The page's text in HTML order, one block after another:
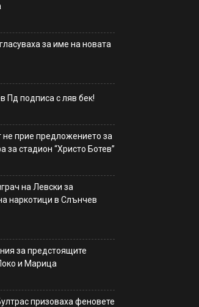
за име на новата
подписа с ляв бек!
прие предложението за
за стадион “Христо Ботев”
на Левски за
наркотици в Слънчев
за предстоящите
и Марица
призоваха феновете